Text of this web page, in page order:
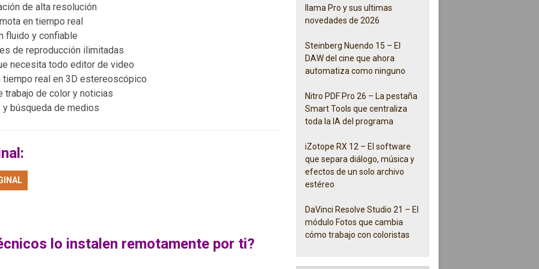
de alta resolución
en tiempo real
fluido y confiable
de reproducción ilimitadas
necesita todo editor de video
real en 3D estereoscópico
trabajo de color y noticias
búsqueda de medios
lo instalen remotamente por ti?
llama Pro y sus ultimas
novedades de 2026
Steinberg Nuendo 15 – El
DAW del cine que ahora
automatiza como ninguno
Nitro PDF Pro 26 – La pestaña
Smart Tools que centraliza
toda la IA del programa
iZotope RX 12 – El software
que separa diálogo, música y
efectos de un solo archivo
estéreo
DaVinci Resolve Studio 21 – El
módulo Fotos que cambia
cómo trabajo con coloristas